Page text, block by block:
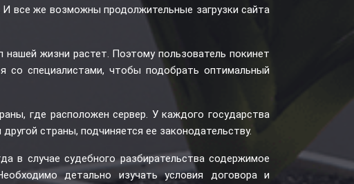
И все же возможны продолжительные загрузки сайта
жизни растет. Поэтому пользователь покинет
со специалистами, чтобы подобрать оптимальный
где расположен сервер. У каждого государства
страны, подчиняется ее законодательству.
в случае судебного разбирательства содержимое
детально изучать условия договора и